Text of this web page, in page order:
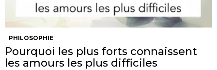
PHILOSOPHIE
Pourquoi les plus forts connaissent
les amours les plus difficiles